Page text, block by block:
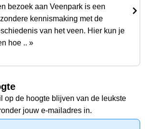
bezoek aan Veenpark is een
kennismaking met de
van het veen. Hier kun je
hoe .. »
op de hoogte blijven van de leukste
jouw e-mailadres in.